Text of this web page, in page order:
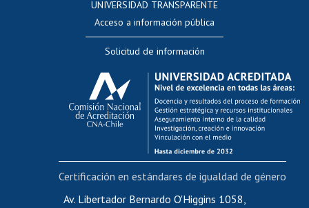
Evaluación docente
Calificación académica
Postulación al AUCAI
Funcionarias/os
Cursos internos de capacitación
Bienestar del personal
Portal de movilidad interna
Certificado de renta
UNIVERSIDAD TRANSPARENTE
Acceso a información pública
Solicitud de información
Av. Libertador Bernardo O'Higgins 1058,
Certificación en estándares de igualdad de género